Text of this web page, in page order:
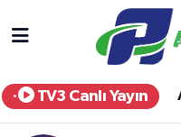
TV3 Canlı Yayın
Yurt Haber
Afyon Haber
Afyonkarahisar
Afyonkarahisar